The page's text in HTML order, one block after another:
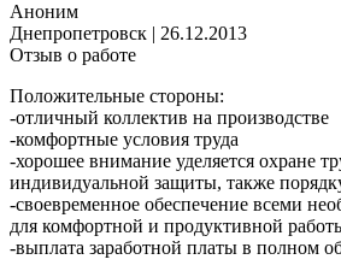
Аноним
Днепропетровск | 26.12.2013
Отзыв о работе
Положительные стороны:
-отличный коллектив на производстве
-комфортные условия труда
-хорошее внимание уделяется охране
индивидуальной защиты, также
-своевременное обеспечение всеми
для комфортной и продуктивной
-выплата заработной платы в полном